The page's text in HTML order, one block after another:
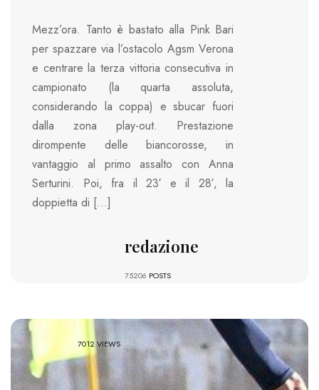
Mezz’ora. Tanto è bastato alla Pink Bari
per spazzare via l’ostacolo Agsm Verona
e centrare la terza vittoria consecutiva in
campionato (la quarta assoluta,
considerando la coppa) e sbucar fuori
dalla zona play-out. Prestazione
dirompente delle biancorosse, in
vantaggio al primo assalto con Anna
Serturini. Poi, fra il 23′ e il 28′, la
doppietta di […]
redazione
75206 POSTS
7012 VIEWS